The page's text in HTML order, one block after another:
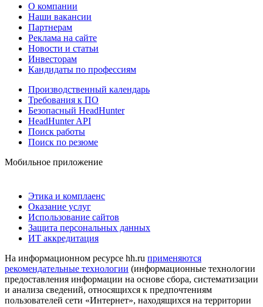
О компании
Наши вакансии
Партнерам
Реклама на сайте
Новости и статьи
Инвесторам
Кандидаты по профессиям
Производственный календарь
Требования к ПО
Безопасный HeadHunter
HeadHunter API
Поиск работы
Поиск по резюме
Мобильное приложение
Этика и комплаенс
Оказание услуг
Использование сайтов
Защита персональных данных
ИТ аккредитация
На информационном ресурсе hh.ru применяются
рекомендательные технологии (информационные технологии
предоставления информации на основе сбора, систематизации
и анализа сведений, относящихся к предпочтениям
пользователей сети «Интернет», находящихся на территории